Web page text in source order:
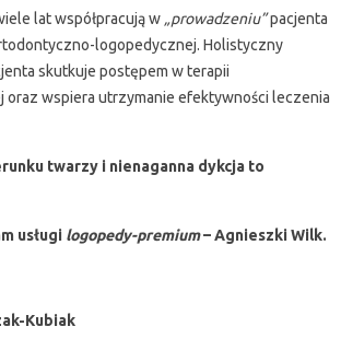
lat współpracują w „prowadzeniu”pacjenta
logopedycznej. Holistyczny
skutkuje postępem w terapii
wspiera utrzymanie efektywności leczenia
twarzy i nienaganna dykcja to
usługi logopedy-premium– Agnieszki Wilk.
Kubiak